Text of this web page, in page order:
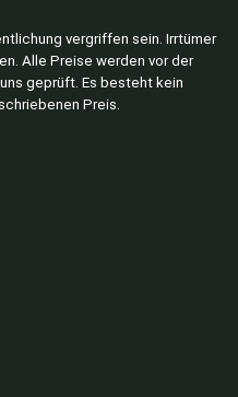
vergriffen sein. Irrtümer
Alle Preise werden vor der
geprüft. Es besteht kein
Preis.